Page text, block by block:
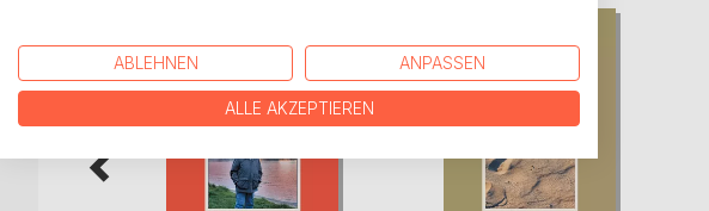
ABLEHNEN ANPASSEN
ALLE AKZEPTIEREN